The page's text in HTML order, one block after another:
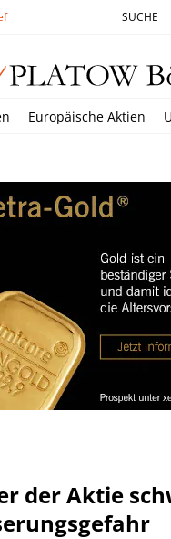
SUCHE
Europäische Aktien
der Aktie